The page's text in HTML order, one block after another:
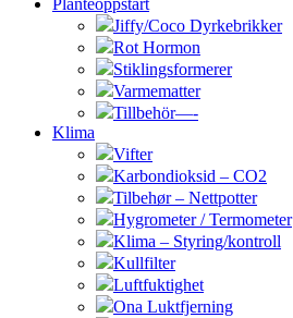
Planteoppstart
Jiffy/Coco Dyrkebrikker
Rot Hormon
Stiklingsformerer
Varmematter
Tillbehör—-
Klima
Vifter
Karbondioksid – CO2
Tilbehør – Nettpotter
Hygrometer / Termometer
Klima – Styring/kontroll
Kullfilter
Luftfuktighet
Ona Luktfjerning